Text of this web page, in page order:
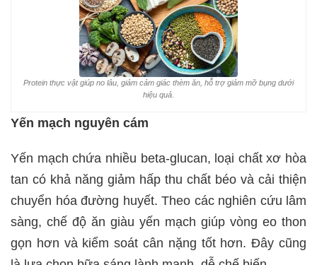
Protein thực vật giúp no lâu, giảm cảm giác thèm ăn, hỗ trợ giảm mỡ bụng dưới
hiệu quả.
Yến mạch nguyên cám
Yến mạch chứa nhiều beta-glucan, loại chất xơ hòa
tan có khả năng giảm hấp thu chất béo và cải thiện
chuyển hóa đường huyết. Theo các nghiên cứu lâm
sàng, chế độ ăn giàu yến mạch giúp vòng eo thon
gọn hơn và kiểm soát cân nặng tốt hơn. Đây cũng